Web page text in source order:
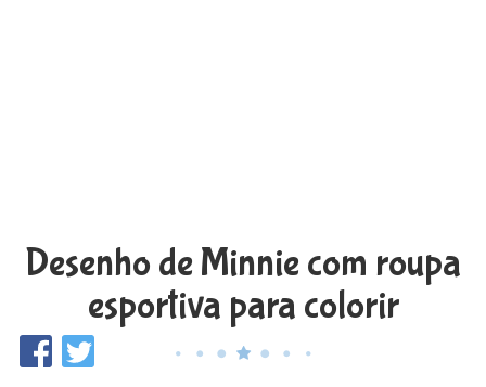
Desenho de Minnie com roupa
esportiva para colorir